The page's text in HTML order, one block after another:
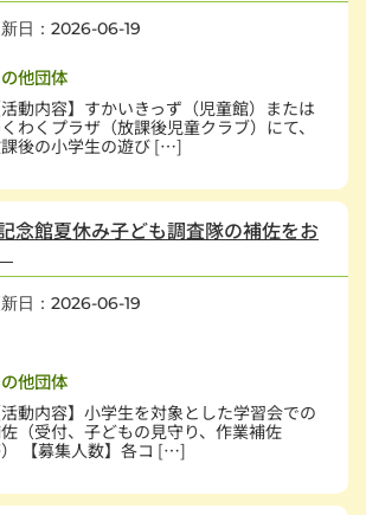
日：2026-06-19
他団体
活動内容】すかいきっず（児童館）または
わくプラザ（放課後児童クラブ）にて、
後の小学生の遊び […]
念館夏休み子ども調査隊の補佐をお
日：2026-06-19
他団体
活動内容】小学生を対象とした学習会での
（受付、子どもの見守り、作業補佐
【募集人数】各コ […]